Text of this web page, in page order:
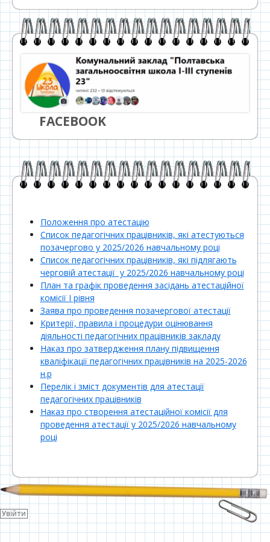
FACEBOOK
Положення про атестацію
Список педагогічних працівників, які атестуються
позачергово у 2025/2026 навчальному році
Список педагогічних працівників, які підлягають
черговій атестації у 2025/2026 навчальному році
План та графік проведення засідань атестаційної
комісії І рівня
Заява про проведення позачергової атестації
Критерії, правила і процедури оцінювання
діяльності педагогічних працівників закладу
Наказ про затвердження плану підвищення
кваліфікації педагогічних працівників на 2025-2026
н.р
Перелік і зміст документів для атестації
педагогічних працівників
Наказ про створення атестаційної комісії для
проведення атестації у 2025/2026 навчальному
році
Зміст
колонтитулу
Увійти